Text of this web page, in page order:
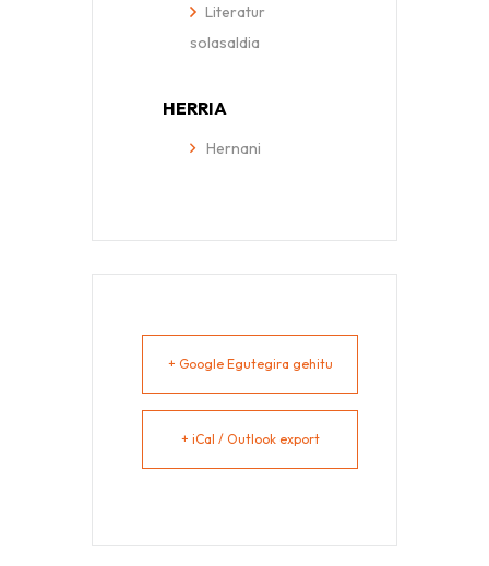
Literatur
solasaldia
HERRIA
Hernani
+ Google Egutegira gehitu
+ iCal / Outlook export